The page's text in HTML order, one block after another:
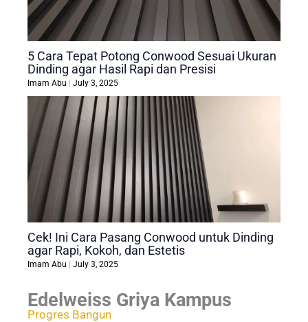
5 Cara Tepat Potong Conwood Sesuai Ukuran
Dinding agar Hasil Rapi dan Presisi
Imam Abu July 3, 2025
Cek! Ini Cara Pasang Conwood untuk Dinding
agar Rapi, Kokoh, dan Estetis
Imam Abu July 3, 2025
Edelweiss Griya Kampus
Progres Bangun